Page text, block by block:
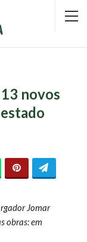
novos
Jomar
obras: em